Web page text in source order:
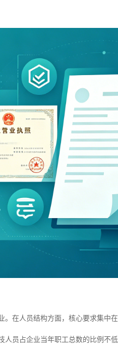
在人员结构方面，核心要求集中
人员占企业当年职工总数的比例不